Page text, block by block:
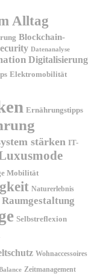
Alltag
Blockchain-
Datenanalyse
Digitalisierung
Elektromobilität
Ernährungstipps
stärken IT-
Mobilität
Naturerlebnis
Raumgestaltung
Selbstreflexion
Wohnaccessoires
Zeitmanagement